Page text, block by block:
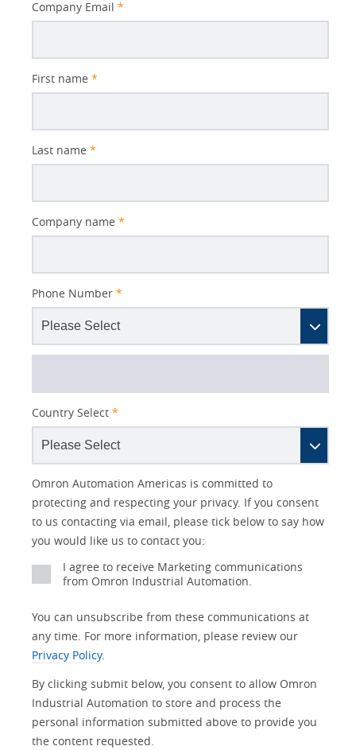
Subject
Company Email *
First name *
Last name *
Company name *
Phone Number *
Country Select *
Status
Lead
Detail
Opt-in
Marketing
No
Yes
Industry
I
an
Job
Job
Omron Automation Americas is committed to
protecting and respecting your privacy. If you consent
to us contacting via email, please tick below to say how
you would like us to contact you:
I agree to receive Marketing communications
from Omron Industrial Automation.
You can unsubscribe from these communications at
any time. For more information, please review our
Privacy Policy.
By clicking submit below, you consent to allow Omron
Industrial Automation to store and process the
personal information submitted above to provide you
the content requested.